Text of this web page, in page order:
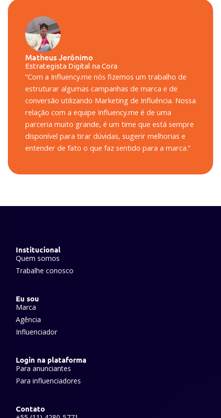
“Com a Influency.me nós fizemos um trabalho de
estruturar algumas campanhas de marca e de
conversão utilizando Marketing de Influência. Nossa
relação com a equipe Influency.me é de uma
parceria muito grande, é um time que está sempre
disponível para tirar dúvidas, sugerir melhorias e
entender de fato o que faz sentido para a marca.”
Matheus Jerônimo
Estrategista Digital na Cora
Institucional
Quem somos
Trabalhe conosco
Eu sou
Marca
Agência
Influenciador
Login na plataforma
Para anunciantes
Para influenciadores
Contato